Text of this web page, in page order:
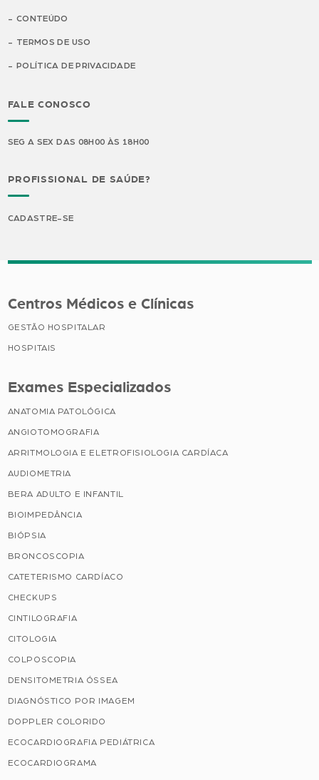
CONTEÚDO
TERMOS DE USO
POLÍTICA DE PRIVACIDADE
FALE CONOSCO
SEG A SEX DAS 08H00 ÀS 18H00
PROFISSIONAL DE SAÚDE?
CADASTRE-SE
Centros Médicos e Clínicas
GESTÃO HOSPITALAR
HOSPITAIS
Exames Especializados
ANATOMIA PATOLÓGICA
ANGIOTOMOGRAFIA
ARRITMOLOGIA E ELETROFISIOLOGIA CARDÍACA
AUDIOMETRIA
BERA ADULTO E INFANTIL
BIOIMPEDÂNCIA
BIÓPSIA
BRONCOSCOPIA
CATETERISMO CARDÍACO
CHECKUPS
CINTILOGRAFIA
CITOLOGIA
COLPOSCOPIA
DENSITOMETRIA ÓSSEA
DIAGNÓSTICO POR IMAGEM
DOPPLER COLORIDO
ECOCARDIOGRAFIA PEDIÁTRICA
ECOCARDIOGRAMA